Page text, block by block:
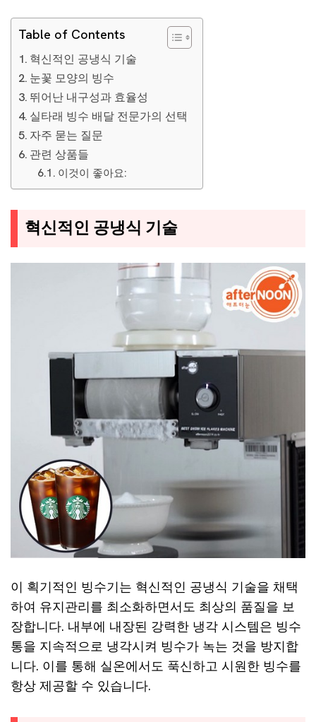
Table of Contents
혁신적인 공냉식 기술
눈꽃 모양의 빙수
뛰어난 내구성과 효율성
실타래 빙수 배달 전문가의 선택
자주 묻는 질문
관련 상품들
이것이 좋아요:
혁신적인 공냉식 기술
이 획기적인 빙수기는 혁신적인 공냉식 기술을 채택
하여 유지관리를 최소화하면서도 최상의 품질을 보
장합니다. 내부에 내장된 강력한 냉각 시스템은 빙수
통을 지속적으로 냉각시켜 빙수가 녹는 것을 방지합
니다. 이를 통해 실온에서도 푹신하고 시원한 빙수를
항상 제공할 수 있습니다.